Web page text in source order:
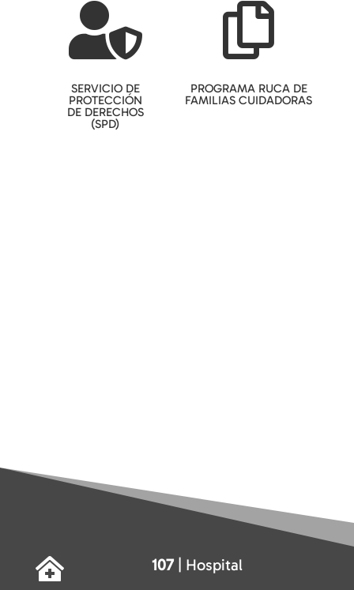

SERVICIO DE
PROTECCIÓN
DE DERECHOS
(SPD)

PROGRAMA RUCA DE
FAMILIAS CUIDADORAS
 107| Hospital